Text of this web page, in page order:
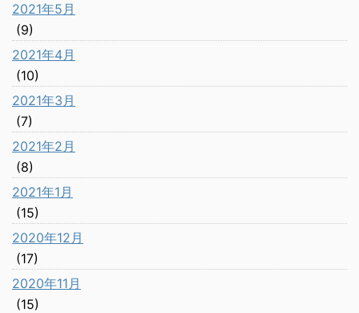
2021年5月
(9)
2021年4月
(10)
2021年3月
(7)
2021年2月
(8)
2021年1月
(15)
2020年12月
(17)
2020年11月
(15)